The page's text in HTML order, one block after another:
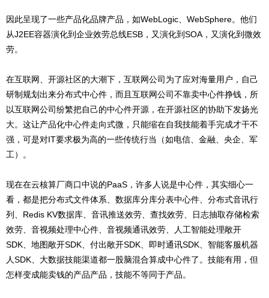
因此呈现了一些产品化品牌产品，如WebLogic、WebSphere。他们
从J2EE容器演化到企业效劳总线ESB，又演化到SOA，又演化到微效
劳。
在互联网、开源社区的大潮下，互联网公司为了应对海量用户，自己
研制规划出来分布式中心件，而且互联网公司不靠卖中心件挣钱，所
以互联网公司纷繁把自己的中心件开源，在开源社区的协助下发扬光
大。这让产品化中心件走向式微，只能缩在自我技能着手完成才干不
强，可是对IT要求极为高的一些传统行当（如电信、金融、央企、军
工）。
现在在云核算厂商口中说的PaaS，许多人说是中心件，其实细心一
看，都是把分布式文件体系、数据库分库分表中心件、分布式音讯行
列、Redis KV数据库、音讯推送效劳、查找效劳、日志抽取存储检索
效劳、音视频处理中心件、音视频通讯效劳、人工智能处理敞开
SDK、地图敞开SDK、付出敞开SDK、即时通讯SDK、智能客服机器
人SDK、大数据技能渠道都一股脑混合算成中心件了。技能有用，但
怎样变成能卖钱的产品产品，技能不等同于产品。